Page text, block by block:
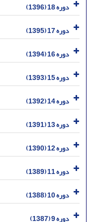
دوره 18 (1396)
دوره 17 (1395)
دوره 16 (1394)
دوره 15 (1393)
دوره 14 (1392)
دوره 13 (1391)
دوره 12 (1390)
دوره 11 (1389)
دوره 10 (1388)
دوره 9 (1387)